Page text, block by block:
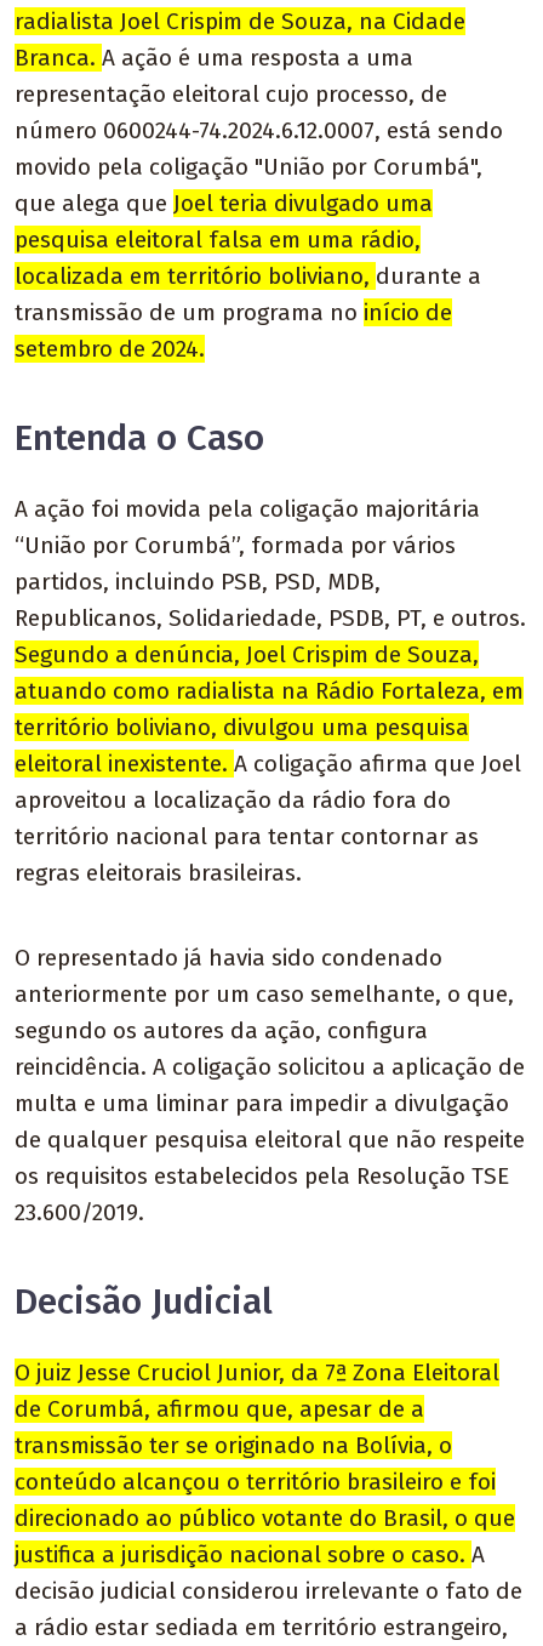
radialista Joel Crispim de Souza, na Cidade
Branca. A ação é uma resposta a uma
representação eleitoral cujo processo, de
número 0600244-74.2024.6.12.0007, está sendo
movido pela coligação "União por Corumbá",
que alega que Joel teria divulgado uma
pesquisa eleitoral falsa em uma rádio,
localizada em território boliviano, durante a
transmissão de um programa no início de
setembro de 2024.
Entenda o Caso
A ação foi movida pela coligação majoritária
“União por Corumbá”, formada por vários
partidos, incluindo PSB, PSD, MDB,
Republicanos, Solidariedade, PSDB, PT, e outros.
Segundo a denúncia, Joel Crispim de Souza,
atuando como radialista na Rádio Fortaleza, em
território boliviano, divulgou uma pesquisa
eleitoral inexistente. A coligação afirma que Joel
aproveitou a localização da rádio fora do
território nacional para tentar contornar as
regras eleitorais brasileiras.
O representado já havia sido condenado
anteriormente por um caso semelhante, o que,
segundo os autores da ação, configura
reincidência. A coligação solicitou a aplicação de
multa e uma liminar para impedir a divulgação
de qualquer pesquisa eleitoral que não respeite
os requisitos estabelecidos pela Resolução TSE
23.600/2019.
Decisão Judicial
O juiz Jesse Cruciol Junior, da 7ª Zona Eleitoral
de Corumbá, afirmou que, apesar de a
transmissão ter se originado na Bolívia, o
conteúdo alcançou o território brasileiro e foi
direcionado ao público votante do Brasil, o que
justifica a jurisdição nacional sobre o caso. A
decisão judicial considerou irrelevante o fato de
a rádio estar sediada em território estrangeiro,